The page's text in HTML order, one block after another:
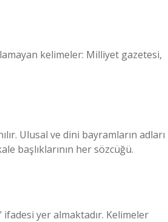
kelimeler: Milliyet gazetesi,
Ulusal ve dini bayramların adları
başlıklarının her sözcüğü.
ifadesi yer almaktadır. Kelimeler